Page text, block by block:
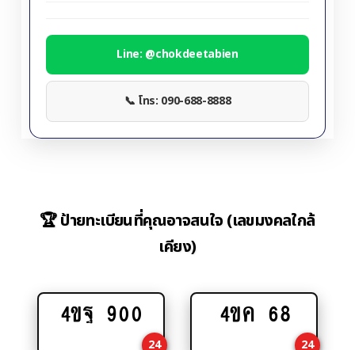
Line: @chokdeetabien
📞 โทร: 090-688-8888
🏆 ป้ายทะเบียนที่คุณอาจสนใจ (เลขมงคลใกล้
เคียง)
Add
4ขฐ 900
24
Add
4ขค 68
24